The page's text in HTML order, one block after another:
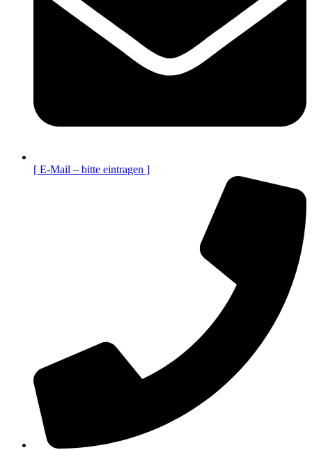
[ E-Mail – bitte eintragen ]